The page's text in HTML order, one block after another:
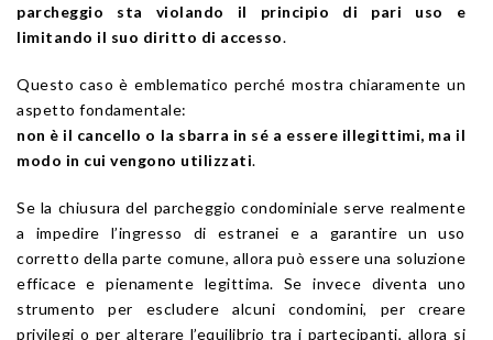
parcheggio sta violando il principio di pari uso e
limitando il suo diritto di accesso.
Questo caso è emblematico perché mostra chiaramente un
aspetto fondamentale:
non è il cancello o la sbarra in sé a essere illegittimi, ma il
modo in cui vengono utilizzati.
Se la chiusura del parcheggio condominiale serve realmente
a impedire l’ingresso di estranei e a garantire un uso
corretto della parte comune, allora può essere una soluzione
efficace e pienamente legittima. Se invece diventa uno
strumento per escludere alcuni condomini, per creare
privilegi o per alterare l’equilibrio tra i partecipanti, allora si